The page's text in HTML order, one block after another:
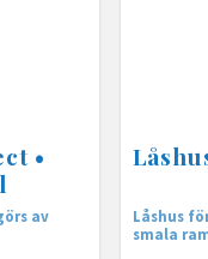
•
av
Låshus
smala